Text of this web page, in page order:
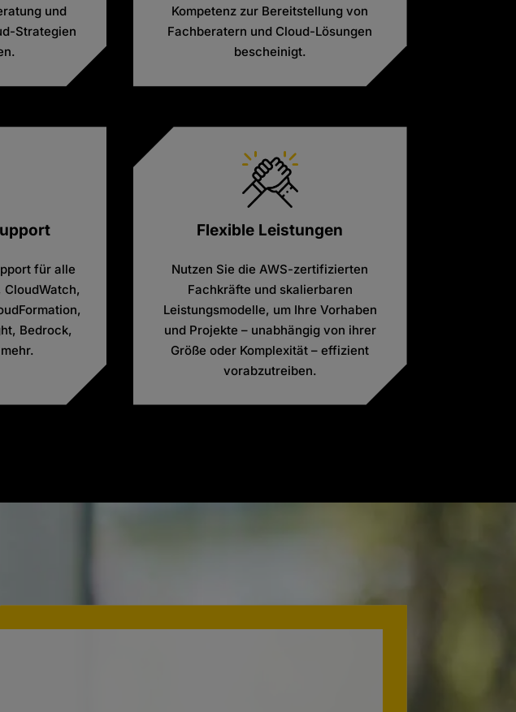
und
Strategien
Kompetenz zur Bereitstellung von
Fachberatern und Cloud-Lösungen
bescheinigt.
für alle
CloudWatch,
Bedrock,
Flexible Leistungen
Nutzen Sie die AWS-zertifizierten
Fachkräfte und skalierbaren
Leistungsmodelle, um Ihre Vorhaben
und Projekte – unabhängig von ihrer
Größe oder Komplexität – effizient
vorabzutreiben.